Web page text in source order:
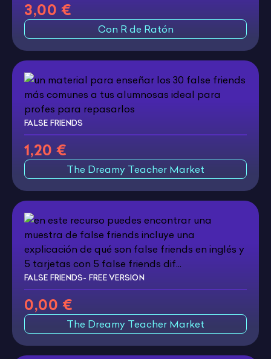
3,00 €
Con R de Ratón
FALSE FRIENDS
1,20 €
The Dreamy Teacher Market
FALSE FRIENDS- FREE VERSION
0,00 €
The Dreamy Teacher Market